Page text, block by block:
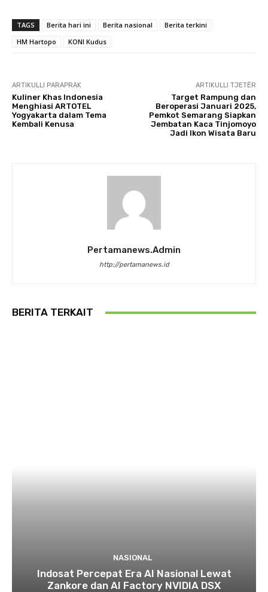
TAGS Berita hari ini Berita nasional
Berita terkini
HM Hartopo
KONI Kudus
ARTIKULLI PARAPRAK
Kuliner Khas Indonesia
Menghiasi ARTOTEL
Yogyakarta dalam Tema
Kembali Kenusa
ARTIKULLI TJETËR
Target Rampung dan
Beroperasi Januari 2025,
Pemkot Semarang Siapkan
Jembatan Kaca Tinjomoyo
Jadi Ikon Wisata Baru
Pertamanews.admin
http://pertamanews.id
BERITA TERKAIT
NASIONAL
Indosat Percepat Era AI Nasional Lewat
Zankore dan AI Factory NVIDIA DSX